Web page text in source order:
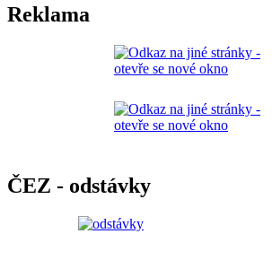
Reklama
ČEZ - odstávky